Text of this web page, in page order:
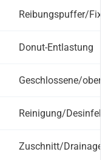
Reibungspuffer/
Donut-Entlastung
Geschlossene/
Reinigung/
Zuschnitt/Drainage